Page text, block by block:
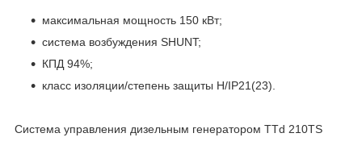
максимальная мощность 150 кВт;
система возбуждения SHUNT;
КПД 94%;
класс изоляции/степень защиты H/IP21(23).
Система управления дизельным генератором TTd 210TS